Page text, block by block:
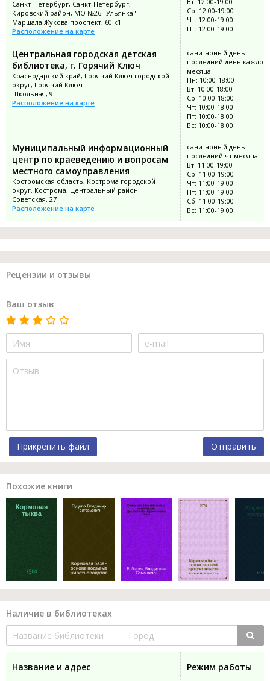
Санкт-Петербург, Санкт-Петербург,
Кировский район, МО №26 "Ульянка"
Маршала Жукова проспект, 60 к1
Расположение на карте
Ср: 12:00-19:00
Чт: 12:00-19:00
Пт: 12:00-19:00
Центральная городская детская
библиотека, г. Горячий Ключ
Краснодарский край, Горячий Ключ городской
округ, Горячий Ключ
Школьная, 9
Расположение на карте
санитарный день:
последний день каждого
месяца
Пн: 10:00-18:00
Вт: 10:00-18:00
Ср: 10:00-18:00
Чт: 10:00-18:00
Пт: 10:00-18:00
Вс: 10:00-18:00
Муниципальный информационный
центр по краеведению и вопросам
местного самоуправления
Костромская область, Кострома городской
округ, Кострома, Центральный район
Советская, 27
Расположение на карте
санитарный день:
последний чт месяца
Вт: 11:00-19:00
Ср: 11:00-19:00
Чт: 11:00-19:00
Пт: 11:00-19:00
Сб: 11:00-19:00
Вс: 11:00-19:00
Рецензии и отзывы
Ваш отзыв
Прикрепить файл Отправить
Похожие книги
Наличие в библиотеках
Название и адрес
Режим работы